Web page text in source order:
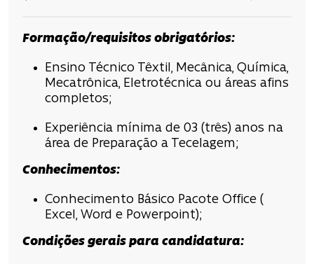
Formação/requisitos obrigatórios:
Ensino Técnico Têxtil, Mecânica, Química,
Mecatrônica, Eletrotécnica ou áreas afins
completos;
Experiência mínima de 03 (três) anos na
área de Preparação a Tecelagem;
Conhecimentos:
Conhecimento Básico Pacote Office (
Excel, Word e Powerpoint);
Condições gerais para candidatura: